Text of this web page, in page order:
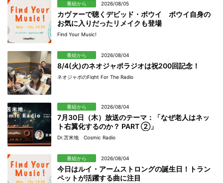
番組から 2026/08/05
カヴァーで聴くデビッド・ボウイ ボウイ自身の
お気に入りだったリメイクも登場
Find Your Music!
番組から 2026/08/04
8/4(火)のネオジャポラジオは祝200回記念！
ネオジャポのFight For The Radio
番組から 2026/08/04
7月30日（木）放送のテーマ：「なぜ老人はネッ
ト右翼化するのか？ PART ②」
Dr.苫米地 Cosmic Radio
番組から 2026/08/04
今日はルイ・アームストロングの誕生日！トラン
ペットが活躍する曲に注目